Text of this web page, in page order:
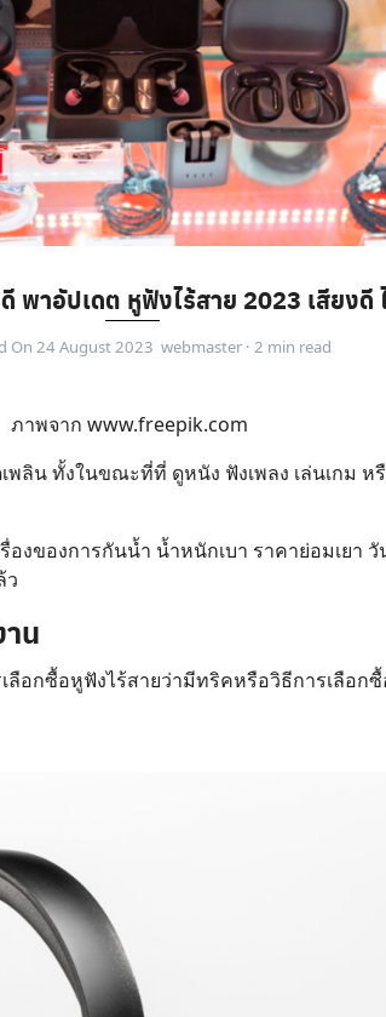
พาอัปเดต หูฟังไร้สาย 2023 เสียงดี
On 24 August 2023 webmaster ·
ภาพจาก www.freepik.com
ลิน ทั้งในขณะที่ที่ ดูหนัง ฟังเพลง เล่นเกม
ของการกันน้ำ น้ำหนักเบา ราคาย่อมเยา
ว
น
ลือกซื้อหูฟังไร้สายว่ามีทริคหรือวิธีการเลือก